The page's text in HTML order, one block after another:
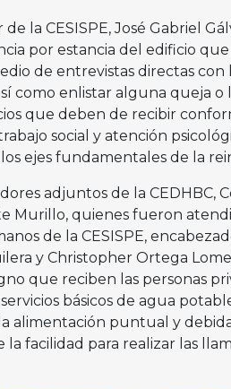
la CESISPE, José Gabriel
por estancia del edificio
de entrevistas directas con
como enlistar alguna queja o
que deben de recibir
social y atención
ejes fundamentales de la
adjuntos de la CEDHBC,
Murillo, quienes fueron
de la CESISPE,
y Christopher Ortega
que reciben las personas
básicos de agua
alimentación puntual y
facilidad para realizar las